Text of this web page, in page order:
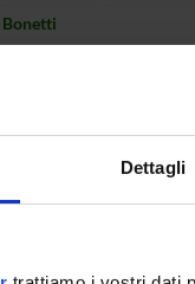
Dettagli
Canevari
Carra